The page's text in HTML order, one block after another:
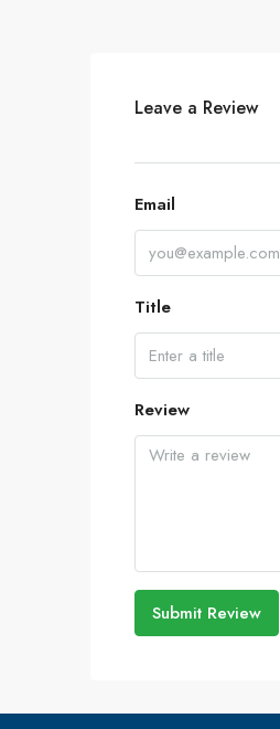
Leave a Review
Email
Title
Review
Submit Review